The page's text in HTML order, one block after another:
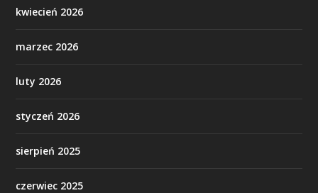
kwiecień 2026
marzec 2026
luty 2026
styczeń 2026
sierpień 2025
czerwiec 2025